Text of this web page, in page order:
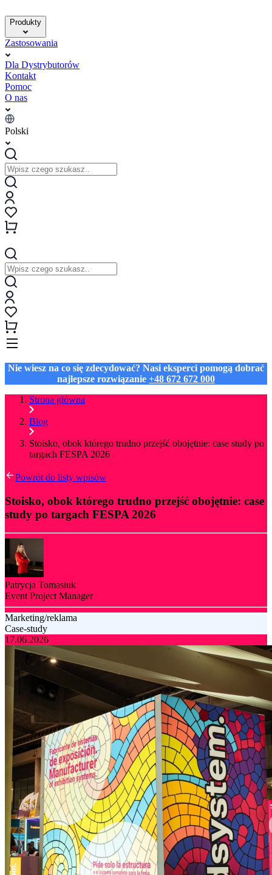
Produkty
Zastosowania
Dla Dystrybutorów
Kontakt
Pomoc
O nas
Polski
Nie wiesz na co się zdecydować? Nasi eksperci pomogą dobrać
najlepsze rozwiązanie +48 672 672 000
Strona główna
Blog
Stoisko, obok którego trudno przejść obojętnie: case study po
targach FESPA 2026
Powrót do listy wpisów
Stoisko, obok którego trudno przejść obojętnie: case
study po targach FESPA 2026
Patrycja Tomasiuk
Event Project Manager
Marketing/reklama
Case-study
17.06.2026